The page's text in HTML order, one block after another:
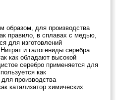
образом, для производства
правило, в сплавах с медью,
для изготовлений
и галогениды серебра
как обладают высокой
серебро применяется для
как
производства
катализатор химических